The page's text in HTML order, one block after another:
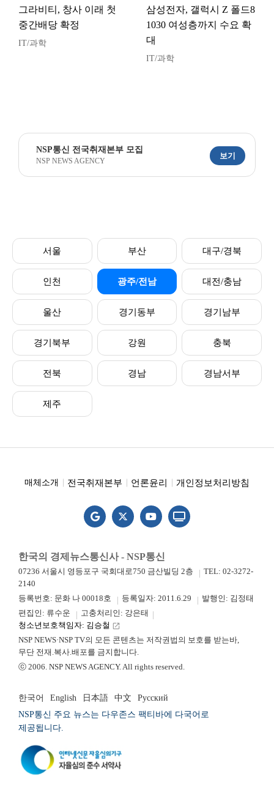
그라비티, 창사 이래 첫
중간배당 확정
IT/과학
삼성전자, 갤럭시 Z 폴드8
1030 여성층까지 수요 확
대
IT/과학
NSP통신 전국취재본부 모집
NSP NEWS AGENCY
보기
서울 부산 대구/경북
인천 광주/전남 대전/충남
울산 경기동부 경기남부
경기북부 강원 충북
전북 경남 경남서부
제주
매체소개 전국취재본부 언론윤리 개인정보처리방침
한국의 경제뉴스통신사 - NSP통신
07236 서울시 영등포구 국회대로750 금산빌딩 2층
TEL: 02-3272-
2140
등록번호: 문화 나 00018호
등록일자: 2011.6.29
발행인: 김정태
편집인: 류수운
고충처리인: 강은태
청소년보호책임자: 김승철 launch
NSP NEWS·NSP TV의 모든 콘텐츠는 저작권법의 보호를 받는바,
무단 전재.복사.배포를 금지합니다.
ⓒ 2006. NSP NEWS AGENCY. All rights reserved.
한국어 English 日本語 中文
Русский
NSP통신 주요 뉴스는 다우존스 팩티바에 다국어로
제공됩니다.